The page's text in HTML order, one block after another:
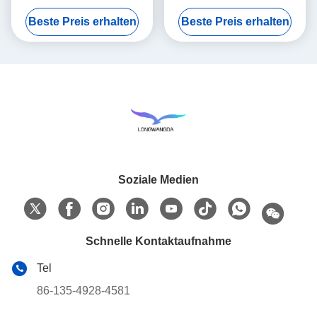
HMEF HME runzelte
Filterpapier
Beste Preis erhalten
medizinisches Comsumables
Beste Preis erhalten
Soziale Medien
Schnelle Kontaktaufnahme
Tel
86-135-4928-4581